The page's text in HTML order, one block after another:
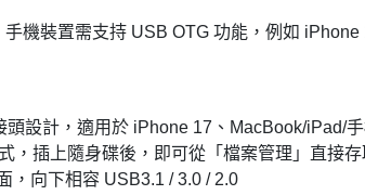
手機裝置需支持 USB OTG 功能，例如
頭設計，適用於 iPhone 17、MacBook/iPad/
，插上隨身碟後，即可從「檔案管理」直接
，向下相容 USB3.1 / 3.0 / 2.0